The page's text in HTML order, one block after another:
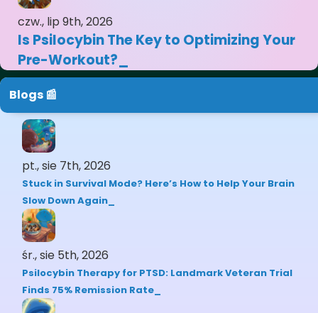
czw., lip 9th, 2026
Is Psilocybin The Key to Optimizing Your
Pre-Workout?
Blogs 📰
pt., sie 7th, 2026
Stuck in Survival Mode? Here’s How to Help Your Brain
Slow Down Again
śr., sie 5th, 2026
Psilocybin Therapy for PTSD: Landmark Veteran Trial
Finds 75% Remission Rate